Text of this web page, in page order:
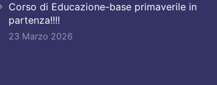
Corso di Educazione-base primaverile in
partenza!!!!
23 Marzo 2026